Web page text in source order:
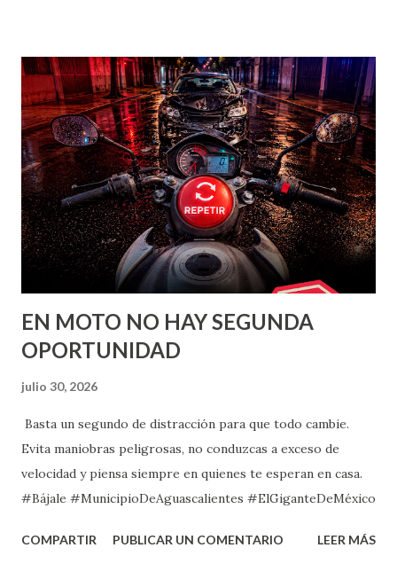
herramientas necesarias ha sido fundamental para
continuar su preparación y alcanzar nuevos objetivos. Su
trayectoria refleja la disciplina, el esfuerzo y el talento que
distinguen a las y los deportistas de Aguascalientes, un
estado donde cada vez más atletas trascienden fronteras y
se convierten en auténticos Gigantes del Deporte. 🏅
EN MOTO NO HAY SEGUNDA
OPORTUNIDAD
julio 30, 2026
Basta un segundo de distracción para que todo cambie.
Evita maniobras peligrosas, no conduzcas a exceso de
velocidad y piensa siempre en quienes te esperan en casa.
#Bájale #MunicipioDeAguascalientes #ElGiganteDeMéxico
COMPARTIR PUBLICAR UN COMENTARIO LEER MÁS